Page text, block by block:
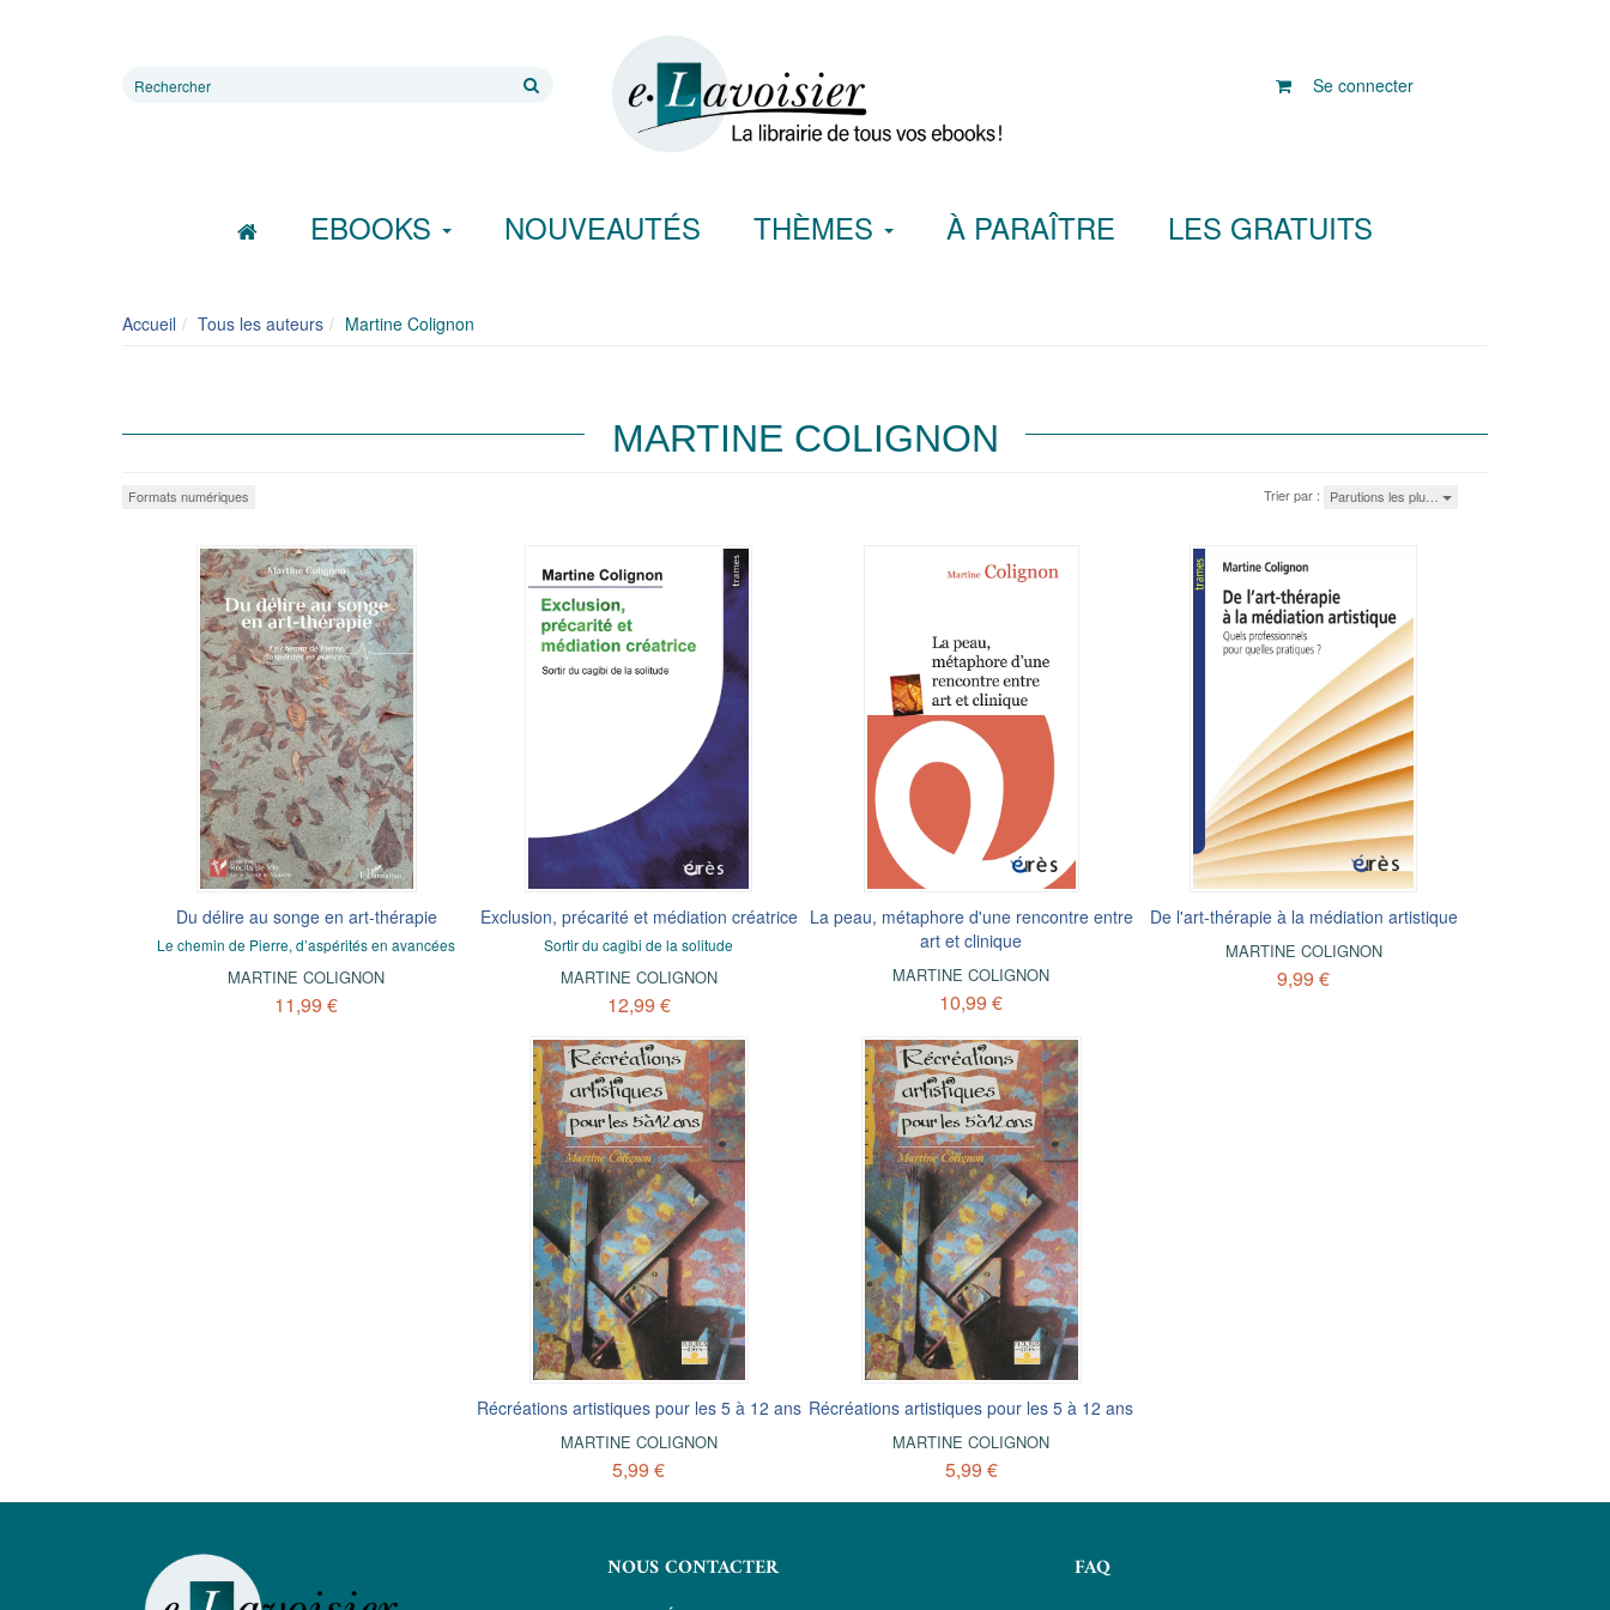
Rechercher
Se connecter
EBOOKS NOUVEAUTÉS THÈMES À PARAÎTRE LES GRATUITS
Accueil Tous les auteurs Martine Colignon
MARTINE COLIGNON
Formats numériques Trier par : Parutions les plu…
Du délire au songe en art-thérapie
Le chemin de Pierre, d’aspérités en avancées
MARTINE COLIGNON
11,99 €
Exclusion, précarité et médiation créatrice
Sortir du cagibi de la solitude
MARTINE COLIGNON
12,99 €
La peau, métaphore d'une rencontre entre
art et clinique
MARTINE COLIGNON
10,99 €
De l'art-thérapie à la médiation artistique
MARTINE COLIGNON
9,99 €
Récréations artistiques pour les 5 à 12 ans
MARTINE COLIGNON
5,99 €
Récréations artistiques pour les 5 à 12 ans
MARTINE COLIGNON
5,99 €
NOUS CONTACTER
FAQ